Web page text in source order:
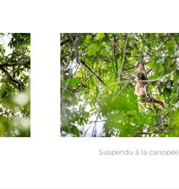
Suspendu à la canopée